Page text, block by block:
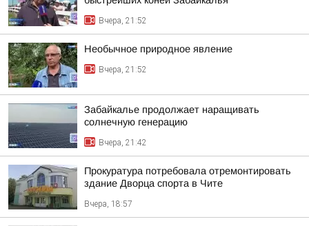
Вчера, 21:52
Необычное природное явление
Вчера, 21:52
Забайкалье продолжает наращивать
солнечную генерацию
Вчера, 21:42
Прокуратура потребовала отремонтировать
здание Дворца спорта в Чите
Вчера, 18:57